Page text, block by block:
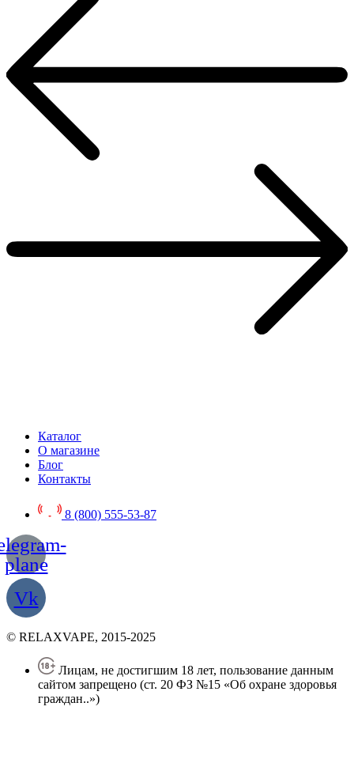
Каталог
О магазине
Блог
Контакты
8 (800) 555-53-87
plane
Vk
© RELAXVAPE, 2015-2025
Лицам, не достигшим 18 лет, пользование данным
сайтом запрещено (ст. 20 ФЗ №15 «Об охране здоровья
граждан..»)